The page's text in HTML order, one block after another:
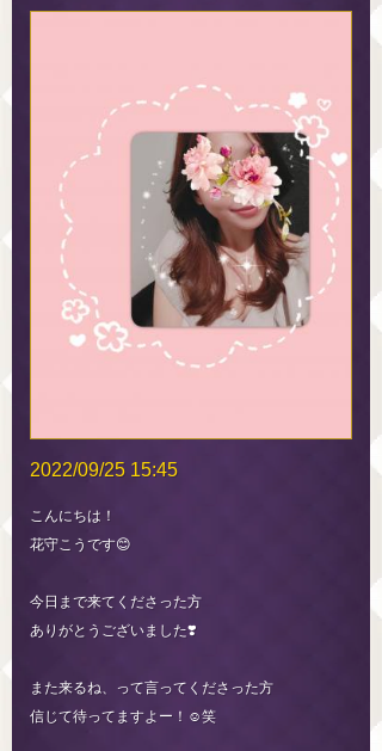
2022/09/25 15:45
こんにちは！
花守こうです😊
今日まで来てくださった方
ありがとうございました❣️
また来るね、って言ってくださった方
信じて待ってますよー！☺️笑